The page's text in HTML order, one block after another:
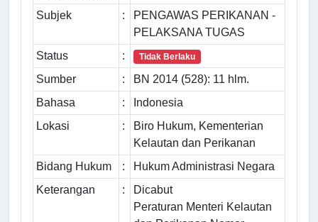
Subjek :
PENGAWAS PERIKANAN -
PELAKSANA TUGAS
Status
: Tidak Berlaku
Sumber :
BN 2014 (528): 11 hlm.
Bahasa
:
Indonesia
Lokasi
:
Biro Hukum, Kementerian
Kelautan dan Perikanan
Bidang Hukum
:
Hukum Administrasi Negara
Keterangan
:
Dicabut
Peraturan Menteri Kelautan